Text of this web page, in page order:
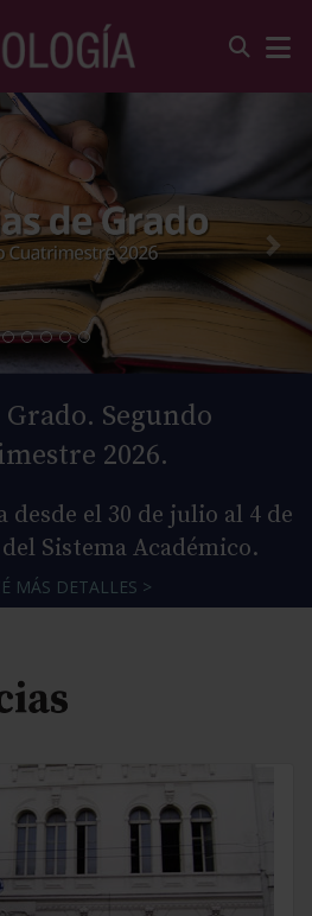
Segundo
2026.
el 30 de julio al 4 de
Sistema Académico.
MÁS DETALLES >